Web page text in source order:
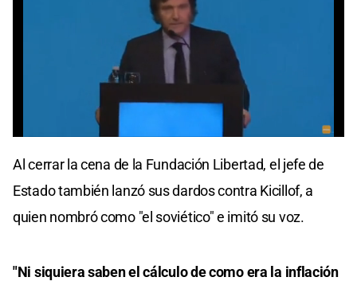
of
seconds
Al cerrar la cena de la Fundación Libertad, el jefe de
Estado también lanzó sus dardos contra Kicillof, a
quien nombró como "el soviético" e imitó su voz.
"Ni siquiera saben el cálculo de como era la inflación